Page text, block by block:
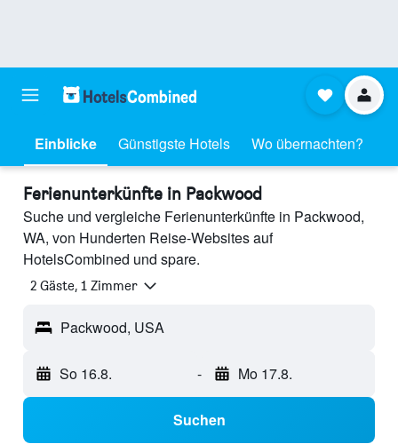
Einblicke Günstigste Hotels Wo übernachten?
Ferienunterkünfte in Packwood
Suche und vergleiche Ferienunterkünfte in Packwood,
WA, von Hunderten Reise-Websites auf
HotelsCombined und spare.
2 Gäste, 1 Zimmer
Packwood, USA
So 16.8. - Mo 17.8.
Suchen